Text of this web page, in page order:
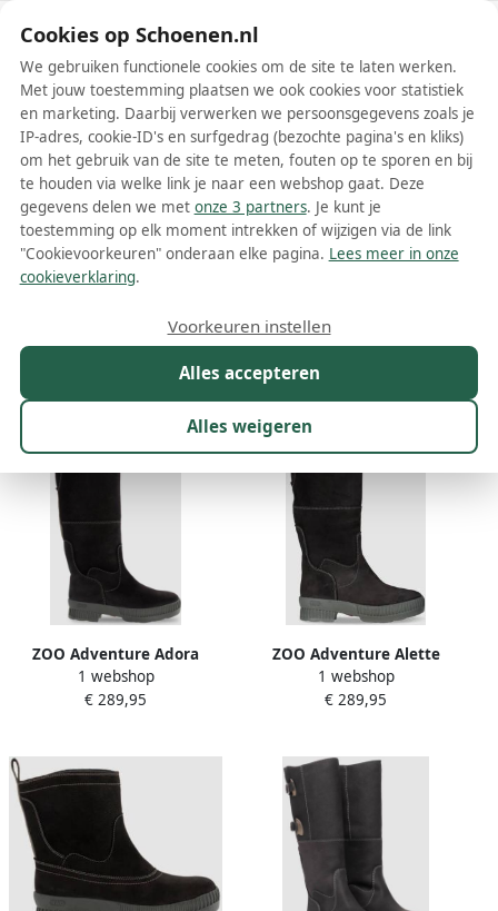
Schoenen.nl
Wis filters Alle filters
Zwarte ZOO Adventure dames
laarzen
Meer lezen
1 Kleur 1 Prijs
11 resultaten:
ZOO Adventure Adora
Dames Outdoor laarzen
Zwart
1 webshop
€ 289,95
ZOO Adventure Alette
Outdoor laarzen Dames
Zwart
1 webshop
€ 289,95
Cookies op Schoenen.nl
We gebruiken functionele cookies om de site te laten werken.
Met jouw toestemming plaatsen we ook cookies voor statistiek
en marketing. Daarbij verwerken we persoonsgegevens zoals je
IP-adres, cookie-ID's en surfgedrag (bezochte pagina's en kliks)
om het gebruik van de site te meten, fouten op te sporen en bij
te houden via welke link je naar een webshop gaat. Deze
gegevens delen we met onze 3 partners. Je kunt je
toestemming op elk moment intrekken of wijzigen via de link
"Cookievoorkeuren" onderaan elke pagina. Lees meer in onze
cookieverklaring.
Alles accepteren
Alles weigeren
Voorkeuren instellen